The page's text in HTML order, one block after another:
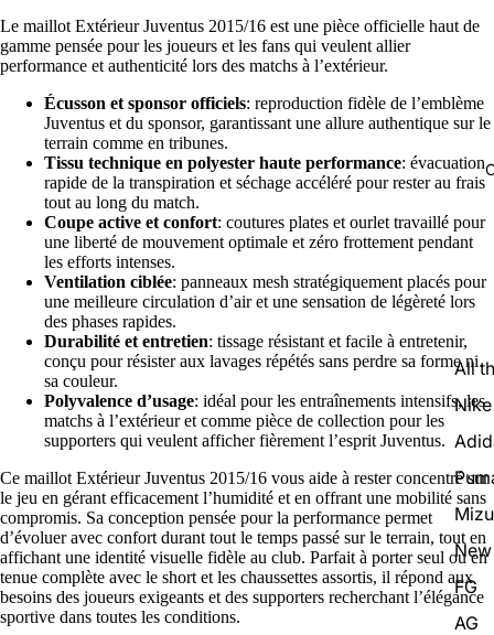
All
Nike
FG
AG
Le maillot Extérieur Juventus 2015/16 est une pièce officielle haut de
gamme pensée pour les joueurs et les fans qui veulent allier
performance et authenticité lors des matchs à l’extérieur.
Écusson et sponsor officiels: reproduction fidèle de l’emblème
Juventus et du sponsor, garantissant une allure authentique sur le
terrain comme en tribunes.
Tissu technique en polyester haute performance: évacuation
rapide de la transpiration et séchage accéléré pour rester au frais
tout au long du match.
Coupe active et confort: coutures plates et ourlet travaillé pour
une liberté de mouvement optimale et zéro frottement pendant
les efforts intenses.
Ventilation ciblée: panneaux mesh stratégiquement placés pour
une meilleure circulation d’air et une sensation de légèreté lors
des phases rapides.
Durabilité et entretien: tissage résistant et facile à entretenir,
conçu pour résister aux lavages répétés sans perdre sa forme ni
sa couleur.
Polyvalence d’usage: idéal pour les entraînements intensifs, les
matchs à l’extérieur et comme pièce de collection pour les
supporters qui veulent afficher fièrement l’esprit Juventus.
Ce maillot Extérieur Juventus 2015/16 vous aide à rester concentré sur
le jeu en gérant efficacement l’humidité et en offrant une mobilité sans
compromis. Sa conception pensée pour la performance permet
d’évoluer avec confort durant tout le temps passé sur le terrain, tout en
affichant une identité visuelle fidèle au club. Parfait à porter seul ou en
tenue complète avec le short et les chaussettes assortis, il répond aux
besoins des joueurs exigeants et des supporters recherchant l’élégance
sportive dans toutes les conditions.